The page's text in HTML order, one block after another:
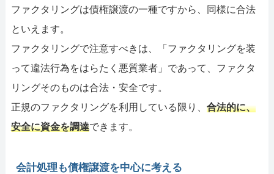
ファクタリングは債権譲渡の一種ですから、同様に合法
といえます。
ファクタリングで注意すべきは、「ファクタリングを装
って違法行為をはらたく悪質業者」であって、ファクタ
リングそのものは合法・安全です。
正規のファクタリングを利用している限り、 合法的に、
安全に資金を調達できます。
会計処理も債権譲渡を中心に考える